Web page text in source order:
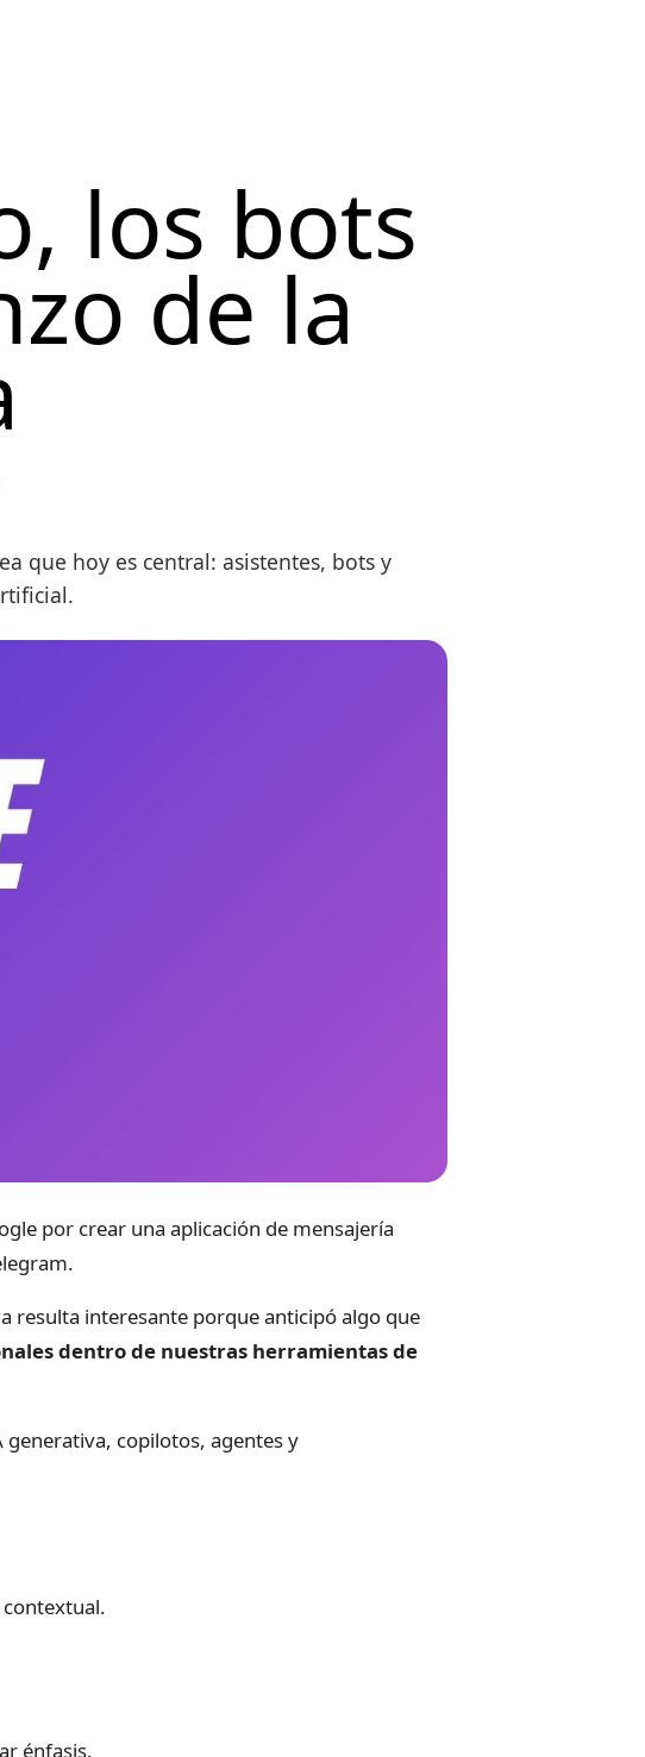
los bots
de la
que hoy es central: asistentes, bots y
por crear una aplicación de mensajería
resulta interesante porque anticipó algo que
dentro de nuestras herramientas de
copilotos, agentes y
énfasis.